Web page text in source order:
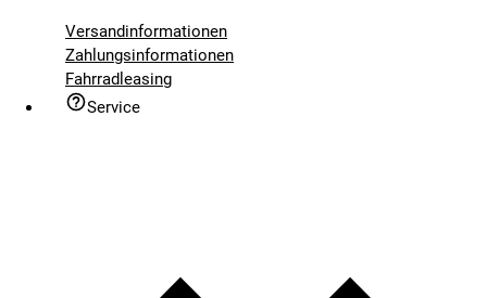
Versandinformationen
Zahlungsinformationen
Fahrradleasing
Service